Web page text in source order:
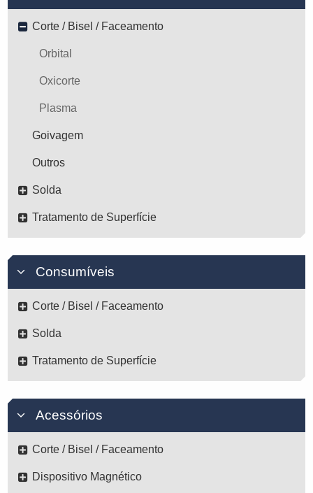
Corte / Bisel / Faceamento
Orbital
Oxicorte
Plasma
Goivagem
Outros
Solda
Tratamento de Superfície
Consumíveis
Corte / Bisel / Faceamento
Solda
Tratamento de Superfície
Acessórios
Corte / Bisel / Faceamento
Dispositivo Magnético